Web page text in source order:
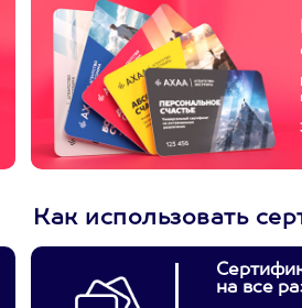
Как использовать
на все